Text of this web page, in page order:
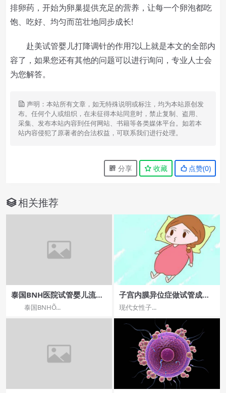
排卵药，开始为卵巢提供充足的营养，让每一个卵泡都吃
饱、吃好、均匀而茁壮地同步成长!
赴美试管婴儿打降调针的作用?以上就是本文的全部内
容了，如果您还有其他的问题可以进行询问，专业人士会
为您解答。
声明：本站所有文章，如无特殊说明或标注，均为本站原创发
布。任何个人或组织，在未征得本站同意时，禁止复制、盗用、
采集、发布本站内容到任何网站、书籍等各类媒体平台。如若本
站内容侵犯了原著者的合法权益，可联系我们进行处理。
分享 收藏 点赞(0)
相关推荐
泰国BNH医院试管婴儿流
程：步骤一应如何进行？
泰国BNHÕ...
子宫内膜异位症做试管成功
率怎么样？内膜异位症做试
管成功率？
现代女性子...